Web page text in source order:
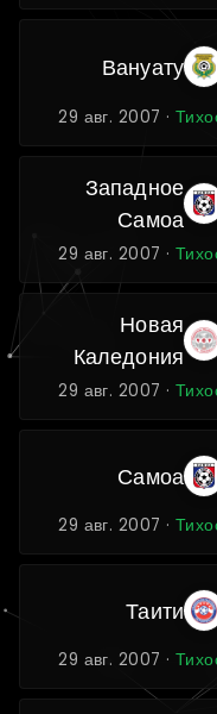
Вануату
29 авг. 2007 ·
Западное
Самоа
29 авг. 2007 ·
Новая
Каледония
29 авг. 2007 ·
Самоа
29 авг. 2007 ·
Таити
29 авг. 2007 ·